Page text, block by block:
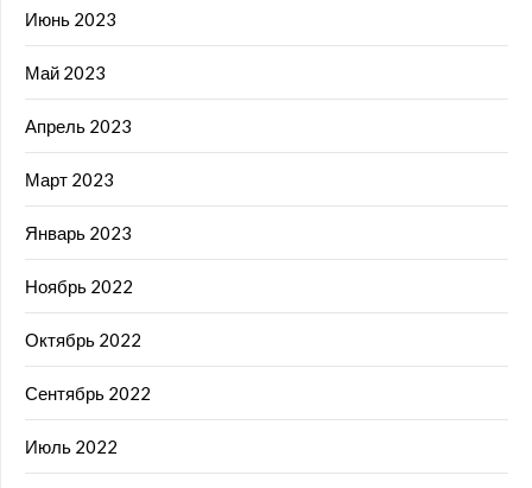
Июнь 2023
Май 2023
Апрель 2023
Март 2023
Январь 2023
Ноябрь 2022
Октябрь 2022
Сентябрь 2022
Июль 2022